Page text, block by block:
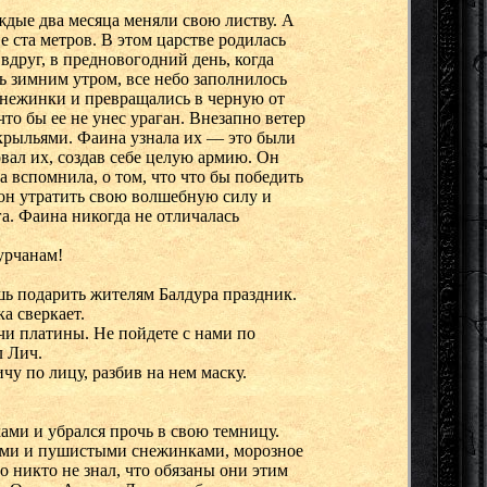
два месяца меняли свою листву. А
ста метров. В этом царстве родилась
в предновогодний день, когда
зимним утром, все небо заполнилось
и превращались в черную от
бы ее не унес ураган. Внезапно ветер
Фаина узнала их — это были
их, создав себе целую армию. Он
о том, что что бы победить
утратить свою волшебную силу и
Фаина никогда не отличалась
жителям Балдура праздник.
сверкает.
платины. Не пойдете с нами по
Лич.
по лицу, разбив на нем маску.
и убрался прочь в свою темницу.
и пушистыми снежинками, морозное
никто не знал, что обязаны они этим